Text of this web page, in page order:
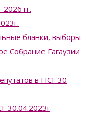
гг.
бланки, выборы
Собрание Гагаузии
в НСГ 30
30.04.2023г